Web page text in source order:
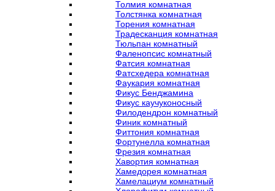
Толмия комнатная
Толстянка комнатная
Торения комнатная
Традесканция комнатная
Тюльпан комнатный
Фаленопсис комнатный
Фатсия комнатная
Фатсхедера комнатная
Фаукария комнатная
Фикус Бенджамина
Фикус каучуконосный
Филодендрон комнатный
Финик комнатный
Фиттония комнатная
Фортунелла комнатная
Фрезия комнатная
Хавортия комнатная
Хамедорея комнатная
Хамелациум комнатный